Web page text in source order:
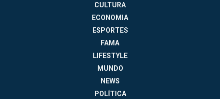
CULTURA
ECONOMIA
ESPORTES
FAMA
LIFESTYLE
MUNDO
NEWS
POLÍTICA